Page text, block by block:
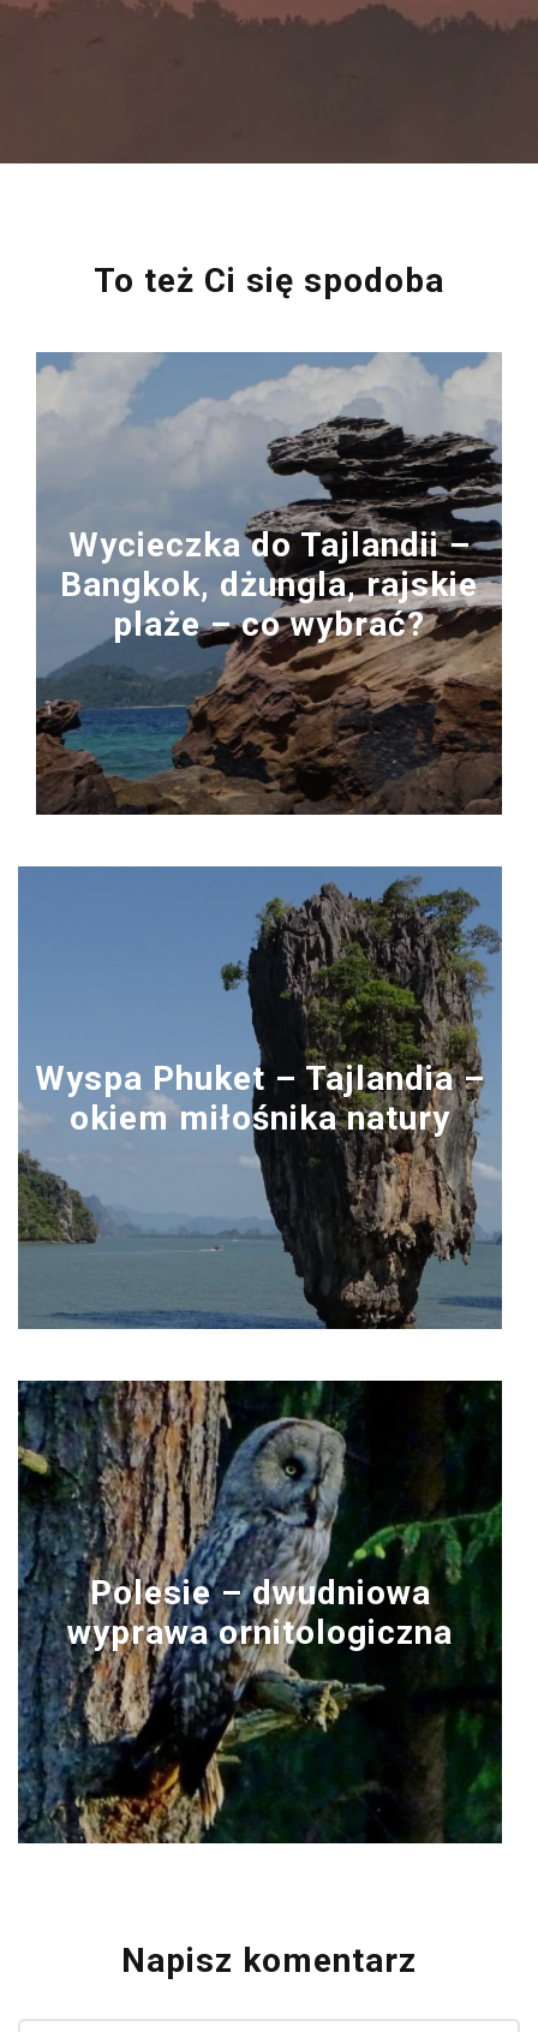
To też Ci się spodoba
Wycieczka do Tajlandii –
Bangkok, dżungla, rajskie
plaże – co wybrać?
Wyspa Phuket – Tajlandia –
okiem miłośnika natury
Polesie – dwudniowa
wyprawa ornitologiczna
Napisz komentarz